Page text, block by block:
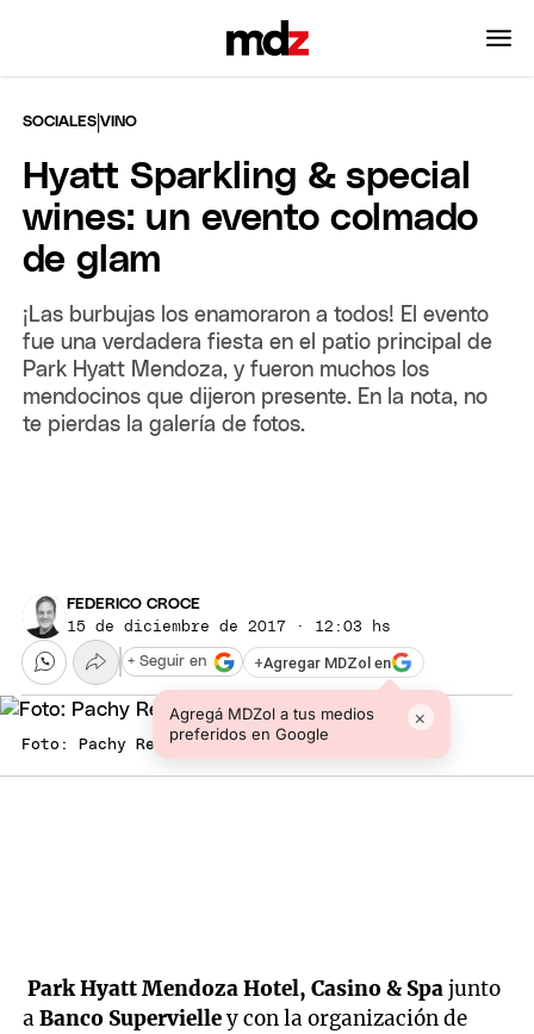
SOCIALES |VINO
Hyatt Sparkling & special
wines: un evento colmado
de glam
¡Las burbujas los enamoraron a todos! El evento
fue una verdadera fiesta en el patio principal de
Park Hyatt Mendoza, y fueron muchos los
mendocinos que dijeron presente. En la nota, no
te pierdas la galería de fotos.
FEDERICO CROCE
15 de diciembre de 2017 · 12:03 hs
+Agregar MDZol en
Agregá MDZol a tus medios
preferidos en Google
×
+ Seguir en
Foto: Pachy Reynoso/MDZ
Park Hyatt Mendoza Hotel, Casino & Spajunto
aBanco Supervielley con la organización de